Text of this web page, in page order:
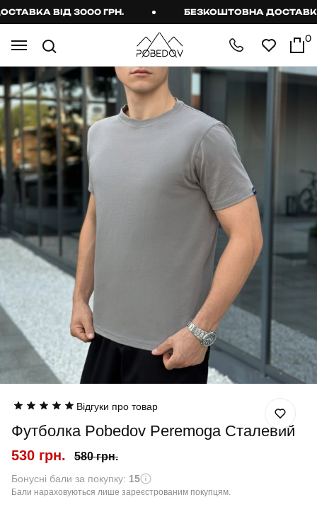
ВІД 3000 ГРН. БЕЗКОШТОВНА ДОСТАВКА
0
Відгуки про товар
Футболка Pobedov Peremoga Сталевий
530 грн. 580 грн.
Бонусні бали за покупку: 15
Бали нараховуються лише зареєстрованим покупцям.